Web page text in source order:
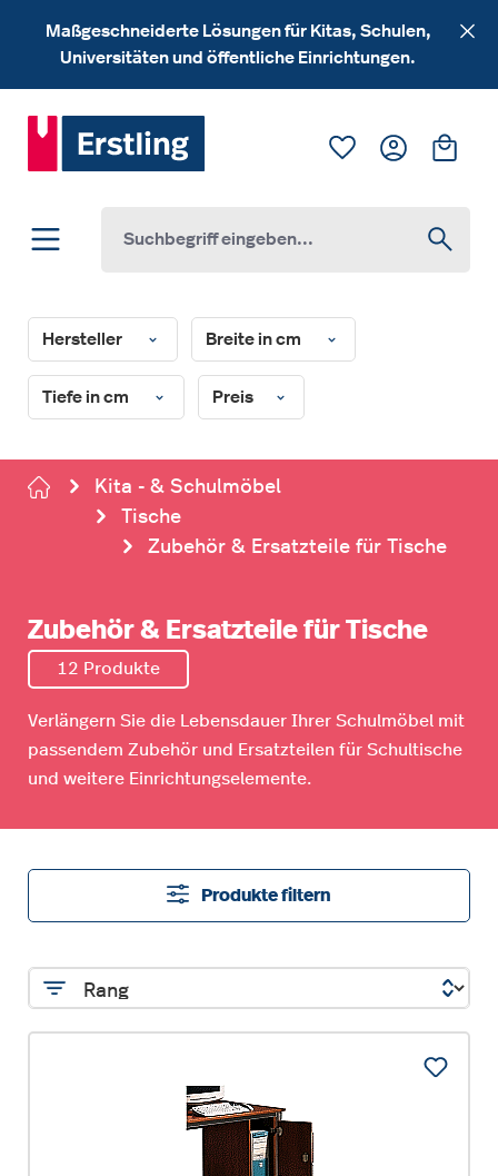
Zum Hauptinhalt springen
Maßgeschneiderte Lösungen für Kitas, Schulen,
Universitäten und öffentliche Einrichtungen.
Du hast 0
Hersteller Breite in cm
Tiefe in cm Preis
Kita - & Schulmöbel
Tische
Zubehör & Ersatzteile für Tische
Zubehör & Ersatzteile für Tische
12 Produkte
Verlängern Sie die Lebensdauer Ihrer Schulmöbel mit
passendem Zubehör und Ersatzteilen für Schultische
und weitere Einrichtungselemente.
Produkte filtern